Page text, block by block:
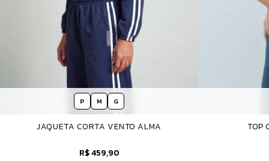
P M G
JAQUETA CORTA VENTO ALMA
R$ 459,90
TOP